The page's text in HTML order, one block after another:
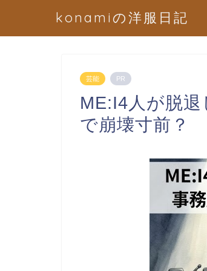
konamiの洋服日記
芸能 PR
ME:I4人が脱
で崩壊寸前？